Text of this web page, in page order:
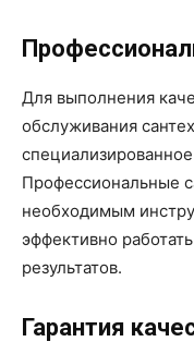
Для выполнения
обслуживания
Профессиональные
необходимым
эффективно
результатов.
Гарантия